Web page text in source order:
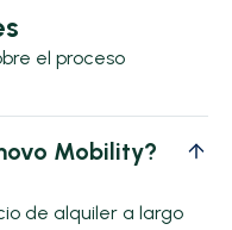
el proceso
Mobility?
de alquiler a largo